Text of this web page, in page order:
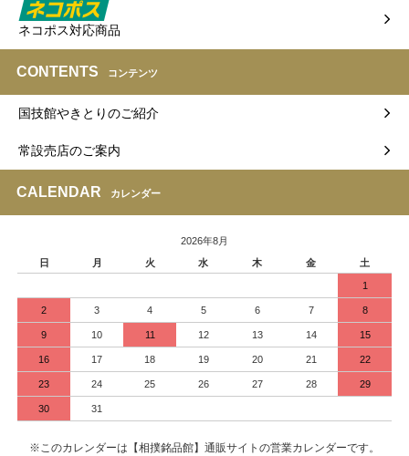
ネコポス対応商品
CONTENTS コンテンツ
国技館やきとりのご紹介
常設売店のご案内
CALENDAR カレンダー
2026年8月
日
月 火 水 木 金 土
1
2 3 4 5 6 7 8
9 10 11 12 13 14 15
16 17 18 19 20 21 22
23 24 25 26 27 28 29
30 31
※このカレンダーは【相撲銘品館】通販サイトの営業カレンダーです。